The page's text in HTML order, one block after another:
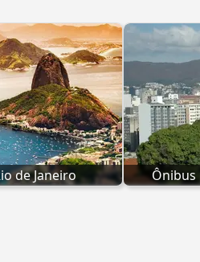
de Janeiro Ônibus